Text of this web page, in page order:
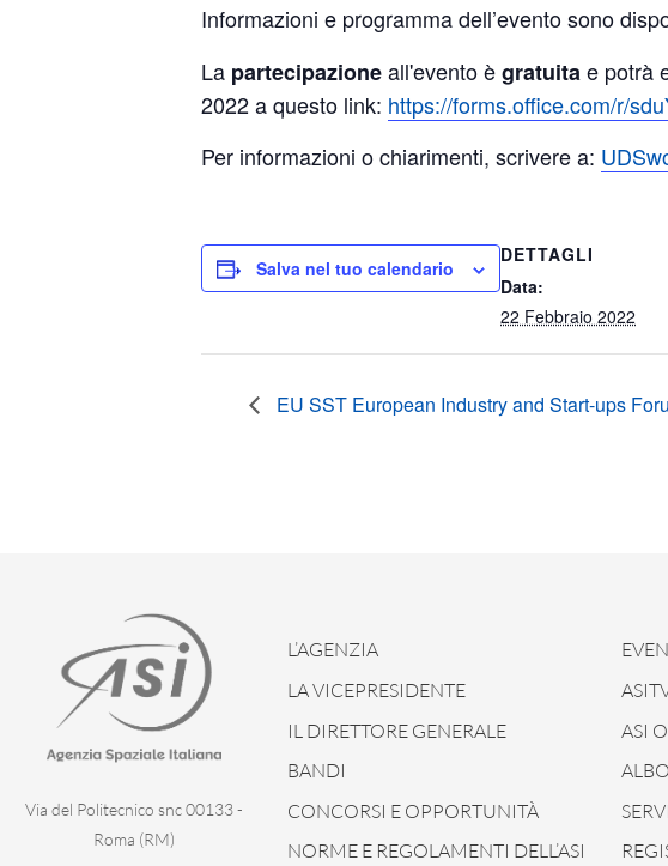
Informazioni e programma dell’evento sono
La partecipazioneall'evento ègratuitae potrà
2022 a questo link: https://forms.office.com/r/
Per informazioni o chiarimenti, scrivere a:
Salva nel tuo calendario
DETTAGLI
Data:
22 Febbraio 2022
EU SST European Industry and Start-ups
Via del Politecnico snc 00133 -
Roma (RM)
L’AGENZIA
LA VICEPRESIDENTE
IL DIRETTORE GENERALE
BANDI
CONCORSI E OPPORTUNITÀ
NORME E REGOLAMENTI DELL’ASI
ASI